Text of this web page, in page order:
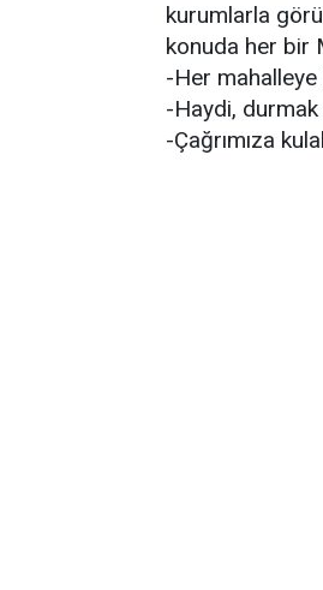
kurumlarla
konuda her bir
-Her mahalleye
-Haydi,
-Çağrımıza